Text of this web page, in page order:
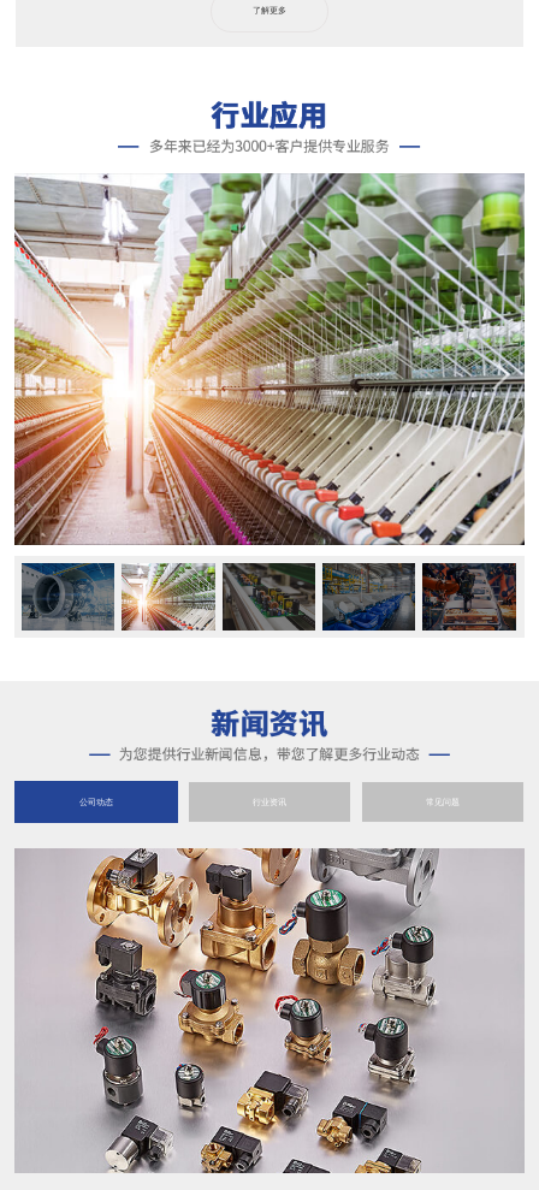
了解更多
公司动态 行业资讯 常见问题